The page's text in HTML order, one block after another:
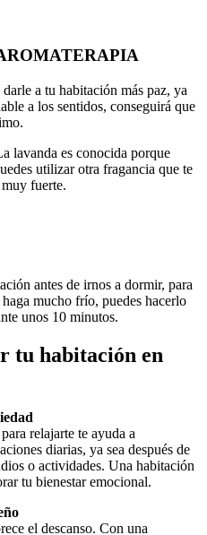
a tu habitación más paz, ya
a los sentidos, conseguirá que
lavanda es conocida porque
utilizar otra fragancia que te
fuerte.
antes de irnos a dormir, para
mucho frío, puedes hacerlo
unos 10 minutos.
tu habitación en
relajarte te ayuda a
diarias, ya sea después de
o actividades. Una habitación
tu bienestar emocional.
el descanso. Con una